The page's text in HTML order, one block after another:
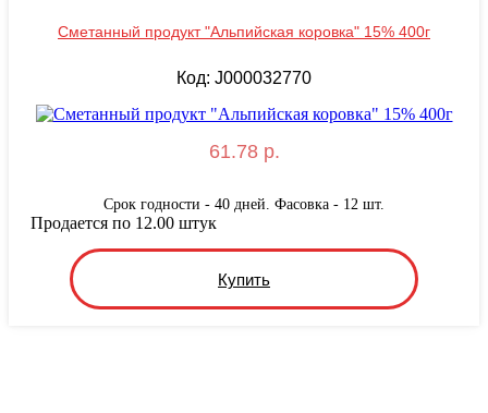
Сметанный продукт "Альпийская коровка" 15% 400г
Код: J000032770
61.78 р.
Срок годности - 40 дней. Фасовка - 12 шт.
Купить
Продается по 12.00 штук